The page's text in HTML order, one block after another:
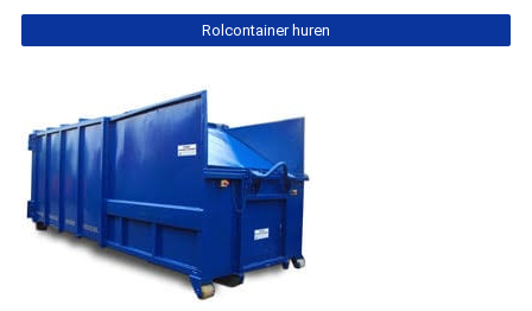
Rolcontainer huren